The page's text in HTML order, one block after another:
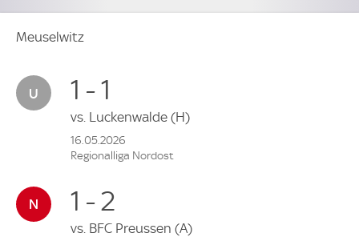
Meuselwitz
1 - 1
vs. Luckenwalde (H)
16.05.2026
Regionalliga Nordost
1 - 2
vs. BFC Preussen (A)